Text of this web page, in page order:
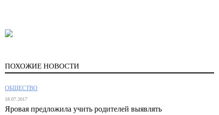
ПОХОЖИЕ НОВОСТИ
ОБЩЕСТВО
18.07.2017
Яровая предложила учить родителей выявлять